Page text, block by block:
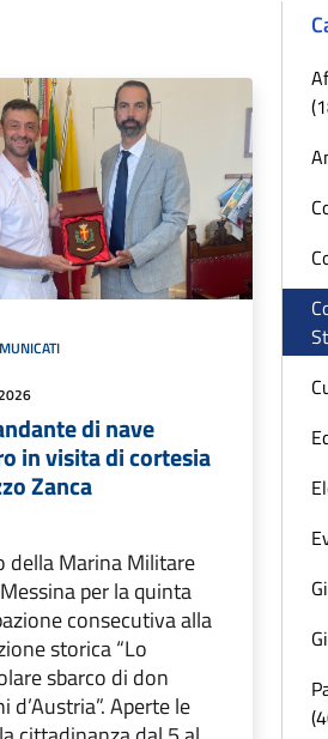
di nave
in visita di cortesia
Zanca
della Marina Militare
per la quinta
consecutiva alla
storica “Lo
sbarco di don
d’Austria”. Aperte le